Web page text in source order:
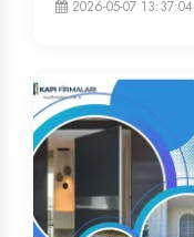
2026-05-07 13:37:04